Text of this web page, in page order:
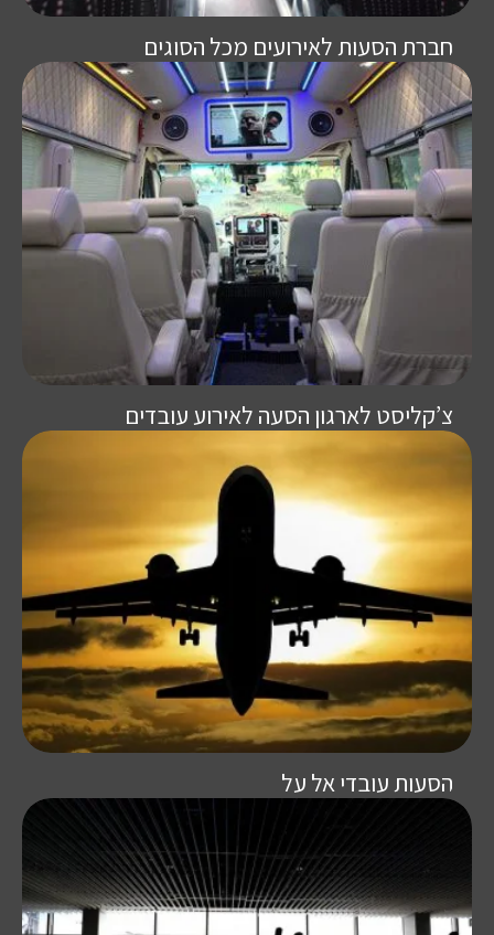
חברת הסעות לאירועים מכל הסוגים
צ’קליסט לארגון הסעה לאירוע עובדים
הסעות עובדי אל על